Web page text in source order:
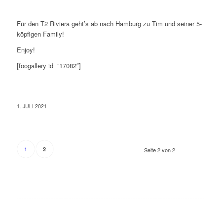
Für den T2 Riviera geht’s ab nach Hamburg zu Tim und seiner 5-
köpfigen Family!
Enjoy!
[foogallery id=”17082″]
1. JULI 2021
Seite 2 von 2
1 2